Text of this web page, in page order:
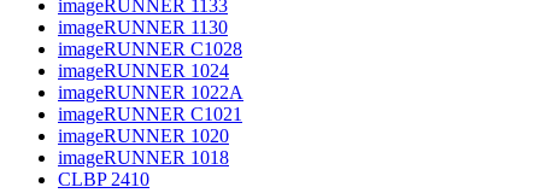
imageRUNNER 1133
imageRUNNER 1130
imageRUNNER C1028
imageRUNNER 1024
imageRUNNER 1022A
imageRUNNER C1021
imageRUNNER 1020
imageRUNNER 1018
CLBP 2410